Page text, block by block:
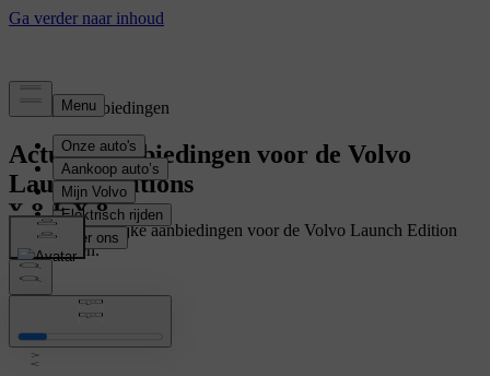
Tijdelijke aanbiedingen
Actuele aanbiedingen voor de Volvo
Launch Editions
Bekijk alle tijdelijke aanbiedingen voor de Volvo Launch Edition
uitvoeringen.
Business Editions